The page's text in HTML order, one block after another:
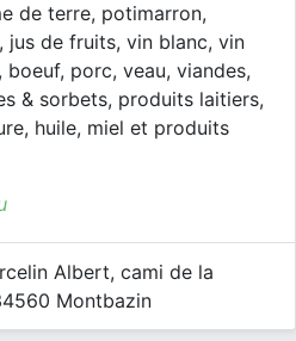
de terre, potimarron,
jus de fruits, vin blanc, vin
porc, veau, viandes,
& sorbets, produits laitiers,
huile, miel et produits
Albert, cami de la
Montbazin